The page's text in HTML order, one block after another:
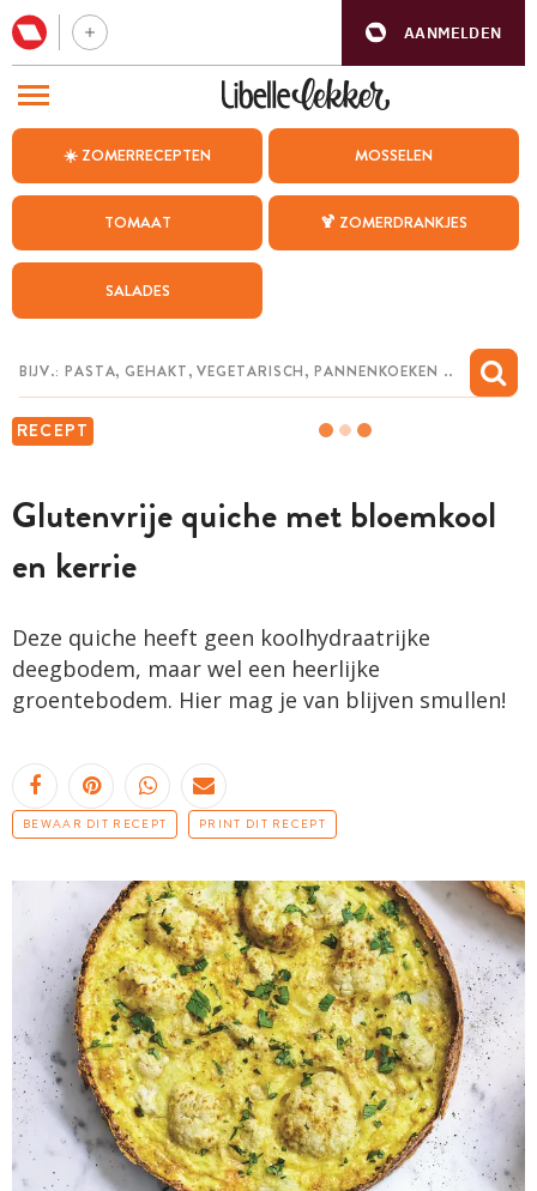
AANMELDEN
☀️ ZOMERRECEPTEN MOSSELEN
TOMAAT 🍹 ZOMERDRANKJES
SALADES
RECEPT
Glutenvrije quiche met bloemkool
en kerrie
Deze quiche heeft geen koolhydraatrijke
deegbodem, maar wel een heerlijke
groentebodem. Hier mag je van blijven smullen!
BEWAAR DIT RECEPT PRINT DIT RECEPT
BEZOEK ONZE ANDERE WEBSITES
WEEKMENU
CHAT MET MAIA
MIJN BEWAARDE RECEPTEN